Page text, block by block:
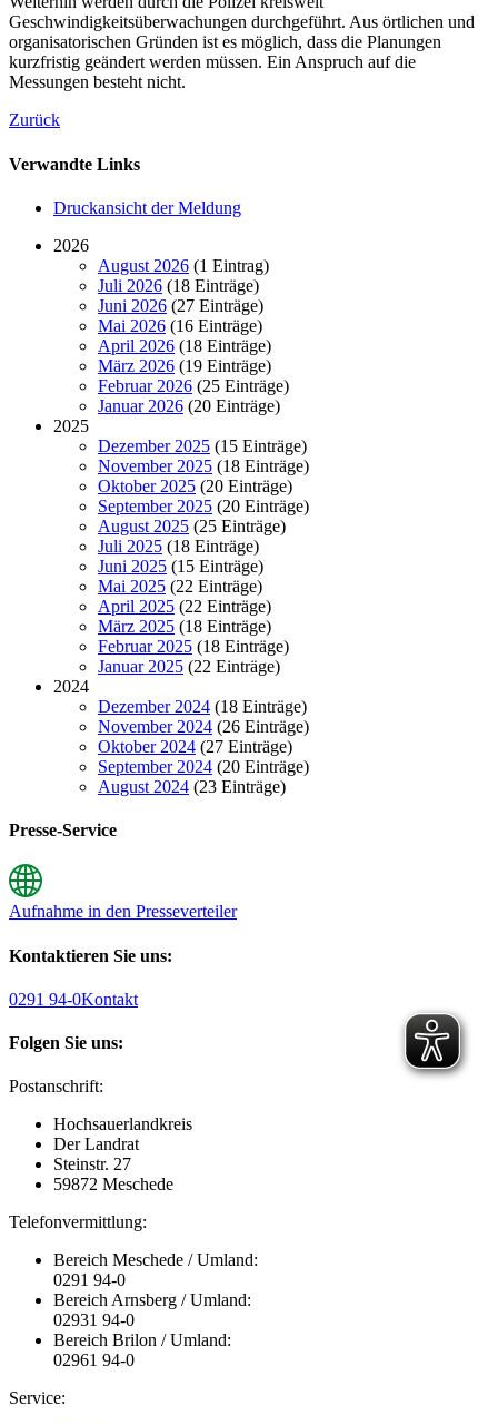
Geschwindigkeitsüberwachungen durchgeführt. Aus örtlichen und
organisatorischen Gründen ist es möglich, dass die Planungen
kurzfristig geändert werden müssen. Ein Anspruch auf die
Messungen besteht nicht.
Zurück
Verwandte Links
Druckansicht der Meldung
2026
August 2026 (1 Eintrag)
Juli 2026 (18 Einträge)
Juni 2026 (27 Einträge)
Mai 2026 (16 Einträge)
April 2026 (18 Einträge)
März 2026 (19 Einträge)
Februar 2026 (25 Einträge)
Januar 2026 (20 Einträge)
2025
Dezember 2025 (15 Einträge)
November 2025 (18 Einträge)
Oktober 2025 (20 Einträge)
September 2025 (20 Einträge)
August 2025 (25 Einträge)
Juli 2025 (18 Einträge)
Juni 2025 (15 Einträge)
Mai 2025 (22 Einträge)
April 2025 (22 Einträge)
März 2025 (18 Einträge)
Februar 2025 (18 Einträge)
Januar 2025 (22 Einträge)
2024
Dezember 2024 (18 Einträge)
November 2024 (26 Einträge)
Oktober 2024 (27 Einträge)
September 2024 (20 Einträge)
August 2024 (23 Einträge)
Presse-Service
Aufnahme in den Presseverteiler
Kontaktieren Sie uns:
0291 94-0Kontakt
Folgen Sie uns:
Postanschrift:
Hochsauerlandkreis
Der Landrat
Steinstr. 27
59872 Meschede
Telefonvermittlung:
Bereich Meschede / Umland:
0291 94-0
Bereich Arnsberg / Umland:
02931 94-0
Bereich Brilon / Umland:
02961 94-0
Service: